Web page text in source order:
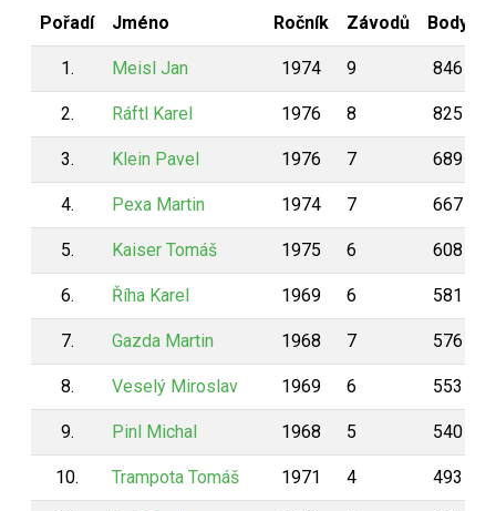
Pořadí Jméno Ročník Závodů Body
1. Meisl Jan 1974 9 846
2. Ráftl Karel 1976 8 825
3. Klein Pavel 1976 7 689
4. Pexa Martin 1974 7 667
5. Kaiser Tomáš 1975 6 608
6. Říha Karel 1969 6 581
7. Gazda Martin 1968 7 576
8. Veselý Miroslav 1969 6 553
9. Pinl Michal 1968 5 540
10. Trampota Tomáš 1971 4 493